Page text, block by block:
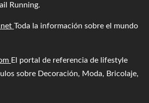
Running.
Toda la información sobre el mundo
El portal de referencia de lifestyle
sobre Decoración, Moda, Bricolaje,